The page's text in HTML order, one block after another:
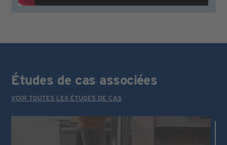
Études de cas associées
VOIR TOUTES LES ÉTUDES DE CAS